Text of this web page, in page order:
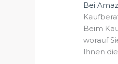
Bei
Beim
worauf
Ihnen